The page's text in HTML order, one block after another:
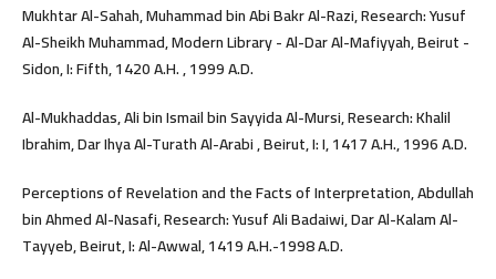
Mukhtar Al-Sahah, Muhammad bin Abi Bakr Al-Razi, Research: Yusuf
Al-Sheikh Muhammad, Modern Library - Al-Dar Al-Mafiyyah, Beirut -
Sidon, I: Fifth, 1420 A.H. , 1999 A.D.
Al-Mukhaddas, Ali bin Ismail bin Sayyida Al-Mursi, Research: Khalil
Ibrahim, Dar Ihya Al-Turath Al-Arabi , Beirut, I: I, 1417 A.H., 1996 A.D.
Perceptions of Revelation and the Facts of Interpretation, Abdullah
bin Ahmed Al-Nasafi, Research: Yusuf Ali Badaiwi, Dar Al-Kalam Al-
Tayyeb, Beirut, I: Al-Awwal, 1419 A.H.-1998 A.D.